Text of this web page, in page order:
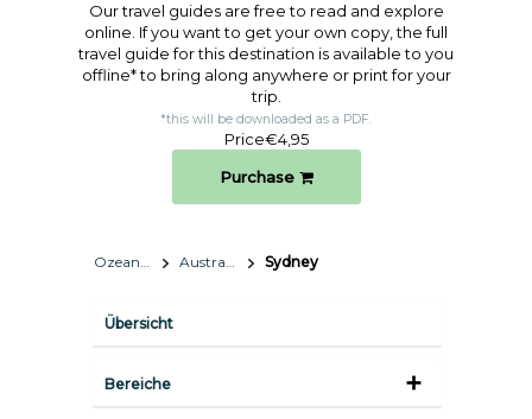
Our travel guides are free to read and explore
online. If you want to get your own copy, the full
travel guide for this destination is available to you
offline* to bring along anywhere or print for your
trip.​
*this will be downloaded as a PDF.
Price€4,95
Purchase
Ozeanien Australien Sydney
Übersicht
Bereiche